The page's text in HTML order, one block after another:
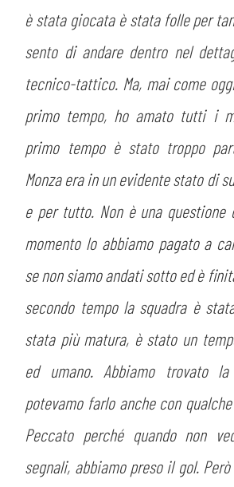
LAVORA CON NOI
INFORMATIVA FINANZIARIA
LEGENDS
PARTNER
MEDIA
è stata giocata è stata folle per
sento di andare dentro nel
tecnico-tattico. Ma, mai come
primo tempo, ho amato tutti i
primo tempo è stato troppo
Monza era in un evidente stato di
e per tutto. Non è una
momento lo abbiamo pagato a
se non siamo andati sotto ed è
secondo tempo la squadra è
stata più matura, è stato un
ed umano. Abbiamo trovato
potevamo farlo anche con
Peccato perché quando non
segnali, abbiamo preso il gol. Però